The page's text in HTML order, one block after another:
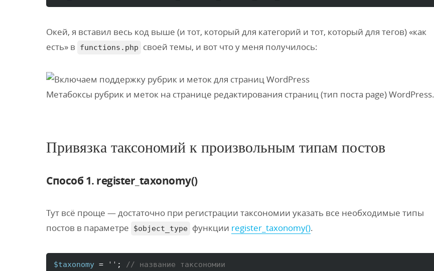
Окей, я вставил весь код выше (и тот, который для категорий и тот, который для тегов) «как
есть» в
functions.php своей темы, и вот что у меня получилось:
Метабоксы рубрик и меток на странице редактирования страниц (тип поста page) WordPress.
Привязка таксономий к произвольным типам постов
Способ 1. register_taxonomy()
Тут всё проще — достаточно при регистрации таксономии указать все необходимые типы
постов в параметре
$object_type функции register_taxonomy().
$taxonomy = '' ; // название таксономии